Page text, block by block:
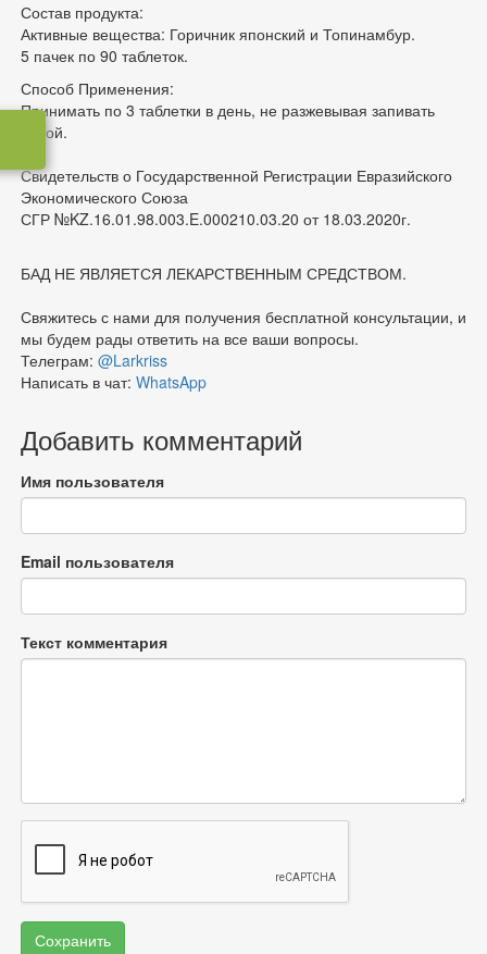
Состав продукта:
Активные вещества: Горичник японский и Топинамбур.
5 пачек по 90 таблеток.
Способ Применения:
Принимать по 3 таблетки в день, не разжевывая запивать
водой.
Свидетельств о Государственной Регистрации Евразийского
Экономического Союза
СГР №KZ.16.01.98.003.E.000210.03.20 от 18.03.2020г.
БАД НЕ ЯВЛЯЕТСЯ ЛЕКАРСТВЕННЫМ СРЕДСТВОМ.
Свяжитесь с нами для получения бесплатной консультации, и
мы будем рады ответить на все ваши вопросы.
Телеграм: @Larkriss
Написать в чат: WhatsApp
Добавить комментарий
Имя пользователя
Email пользователя
Текст комментария
Сохранить